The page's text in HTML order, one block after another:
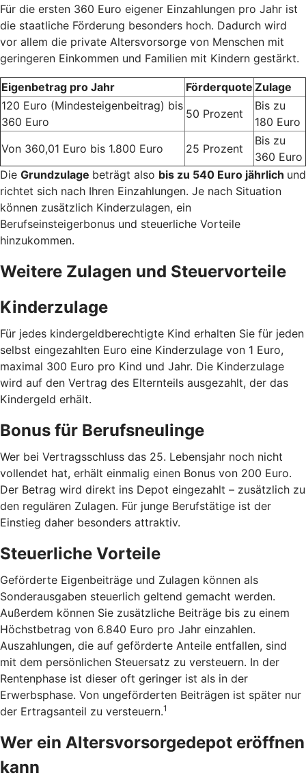
Für die ersten 360 Euro eigener Einzahlungen pro Jahr ist
die staatliche Förderung besonders hoch. Dadurch wird
vor allem die private Altersvorsorge von Menschen mit
geringeren Einkommen und Familien mit Kindern gestärkt.
Eigenbetrag pro Jahr Förderquote Zulage
120 Euro (Mindesteigenbeitrag) bis
360 Euro
50 Prozent
Bis zu
180 Euro
Von 360,01 Euro bis 1.800 Euro
25 Prozent
Bis zu
360 Euro
Die Grundzulage beträgt also bis zu 540 Euro jährlich und
richtet sich nach Ihren Einzahlungen. Je nach Situation
können zusätzlich Kinderzulagen, ein
Berufseinsteigerbonus und steuerliche Vorteile
hinzukommen.
Weitere Zulagen und Steuervorteile
Kinderzulage
Für jedes kindergeldberechtigte Kind erhalten Sie für jeden
selbst eingezahlten Euro eine Kinderzulage von 1 Euro,
maximal 300 Euro pro Kind und Jahr. Die Kinderzulage
wird auf den Vertrag des Elternteils ausgezahlt, der das
Kindergeld erhält.
Bonus für Berufsneulinge
Wer bei Vertragsschluss das 25. Lebensjahr noch nicht
vollendet hat, erhält einmalig einen Bonus von 200 Euro.
Der Betrag wird direkt ins Depot eingezahlt – zusätzlich zu
den regulären Zulagen. Für junge Berufstätige ist der
Einstieg daher besonders attraktiv.
Steuerliche Vorteile
Geförderte Eigenbeiträge und Zulagen können als
Sonderausgaben steuerlich geltend gemacht werden.
Außerdem können Sie zusätzliche Beiträge bis zu einem
Höchstbetrag von 6.840 Euro pro Jahr einzahlen.
Auszahlungen, die auf geförderte Anteile entfallen, sind
mit dem persönlichen Steuersatz zu versteuern. In der
Rentenphase ist dieser oft geringer ist als in der
Erwerbsphase. Von ungeförderten Beiträgen ist später nur
der Ertragsanteil zu versteuern.1
Wer ein Altersvorsorgedepot eröffnen
kann